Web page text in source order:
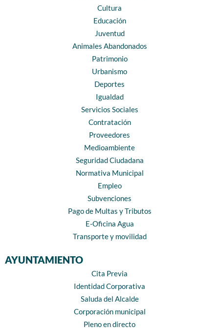
Cultura
Educación
Juventud
Animales Abandonados
Patrimonio
Urbanismo
Deportes
Igualdad
Servicios Sociales
Contratación
Proveedores
Medioambiente
Seguridad Ciudadana
Normativa Municipal
Empleo
Subvenciones
Pago de Multas y Tributos
E-Oficina Agua
Transporte y movilidad
AYUNTAMIENTO
Cita Previa
Identidad Corporativa
Saluda del Alcalde
Corporación municipal
Pleno en directo